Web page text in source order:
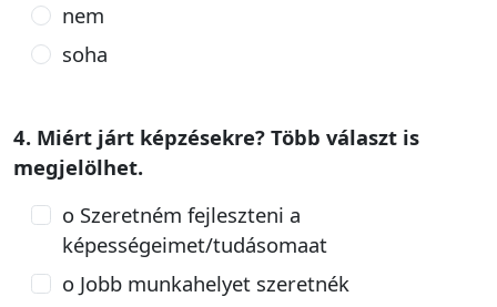
nem
soha
4. Miért járt képzésekre? Több választ is
megjelölhet.
o Szeretném fejleszteni a
képességeimet/tudásomaat
o Jobb munkahelyet szeretnék